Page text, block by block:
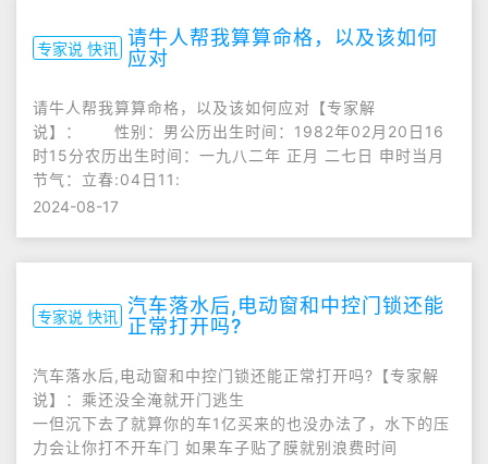
专家说 快讯 请牛人帮我算算命格，以及该如何
应对
请牛人帮我算算命格，以及该如何应对【专家解
说】： 性别：男公历出生时间：1982年02月20日16
时15分农历出生时间：一九八二年 正月 二七日 申时当月
节气：立春:04日11:
2024-08-17
专家说 快讯 汽车落水后,电动窗和中控门锁还能
正常打开吗?
汽车落水后,电动窗和中控门锁还能正常打开吗?【专家解
说】：乘还没全淹就开门逃生
一但沉下去了就算你的车1亿买来的也没办法了，水下的压
力会让你打不开车门 如果车子贴了膜就别浪费时间